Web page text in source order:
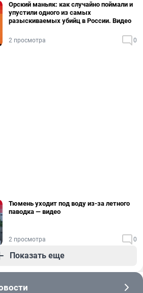
Орский маньяк: как случайно поймали и
упустили одного из самых
разыскиваемых убийц в России. Видео
2 просмотра 0
Тюмень уходит под воду из-за летного
паводка — видео
2 просмотра 0
Показать еще